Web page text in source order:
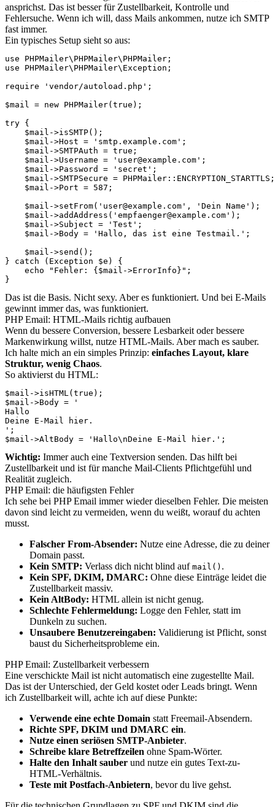
ansprichst. Das ist besser für Zustellbarkeit, Kontrolle und
Fehlersuche. Wenn ich will, dass Mails ankommen, nutze ich SMTP
fast immer.
Ein typisches Setup sieht so aus:
use PHPMailer\PHPMailer\PHPMailer;
use PHPMailer\PHPMailer\Exception;
require 'vendor/autoload.php';
$mail = new PHPMailer(true);
try {
    $mail->isSMTP();
    $mail->Host = 'smtp.example.com';
    $mail->SMTPAuth = true;
    $mail->Username = '
user@example.com ';
    $mail->Password = 'secret';
    $mail->SMTPSecure = PHPMailer::ENCRYPTION_STARTTLS;
    $mail->Port = 587;
    $mail->setFrom('
user@example.com ', 'Dein Name');
    $mail->addAddress('
empfaenger@example.com ');
    $mail->Subject = 'Test';
    $mail->Body = 'Hallo, das ist eine Testmail.';
    $mail->send();
} catch (Exception $e) {
    echo "Fehler: {$mail->ErrorInfo}";
}
Das ist die Basis. Nicht sexy. Aber es funktioniert. Und bei E-Mails
gewinnt immer das, was funktioniert.
PHP Email: HTML-Mails richtig aufbauen
Wenn du bessere Conversion, bessere Lesbarkeit oder bessere
Markenwirkung willst, nutze HTML-Mails. Aber mach es sauber.
Ich halte mich an ein simples Prinzip: einfaches Layout, klare
Struktur, wenig Chaos.
So aktivierst du HTML:
$mail->isHTML(true);
$mail->Body = '
Hallo
Deine E-Mail hier.
';
$mail->AltBody = 'Hallo\nDeine E-Mail hier.';
Wichtig: Immer auch eine Textversion senden. Das hilft bei
Zustellbarkeit und ist für manche Mail-Clients Pflichtgefühl und
Realität zugleich.
PHP Email: die häufigsten Fehler
Ich sehe bei PHP Email immer wieder dieselben Fehler. Die meisten
davon sind leicht zu vermeiden, wenn du weißt, worauf du achten
musst.
Falscher From-Absender: Nutze eine Adresse, die zu deiner
Domain passt.
Kein SMTP: Verlass dich nicht blind auf mail() .
Kein SPF, DKIM, DMARC: Ohne diese Einträge leidet die
Zustellbarkeit massiv.
Kein AltBody: HTML allein ist nicht genug.
Schlechte Fehlermeldung: Logge den Fehler, statt im
Dunkeln zu suchen.
Unsaubere Benutzereingaben: Validierung ist Pflicht, sonst
baust du Sicherheitsprobleme ein.
PHP Email: Zustellbarkeit verbessern
Eine verschickte Mail ist nicht automatisch eine zugestellte Mail.
Das ist der Unterschied, der Geld kostet oder Leads bringt. Wenn
ich Zustellbarkeit will, achte ich auf diese Punkte:
Verwende eine echte Domain statt Freemail-Absendern.
Richte SPF, DKIM und DMARC ein.
Nutze einen seriösen SMTP-Anbieter.
Schreibe klare Betreffzeilen ohne Spam-Wörter.
Halte den Inhalt sauber und nutze ein gutes Text-zu-
HTML-Verhältnis.
Teste mit Postfach-Anbietern, bevor du live gehst.